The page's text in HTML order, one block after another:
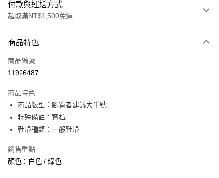
付款與運送方式
超取滿NT$1,500免運
信用卡一次付款
信用卡分期付款
合作金庫商業銀行
華南商業銀行
上海商業儲蓄銀行
國泰世華商業銀行
匯豐（台灣）商業銀行
聯邦商業銀行
超商取貨付款
LINE Pay
街口支付
商品特色
商品編號
11926487
商品特色
商品版型：腳寬者建議大半號
特殊備註：寬楦
鞋帶種類：一般鞋帶
銷售重點
顏色：白色 / 綠色